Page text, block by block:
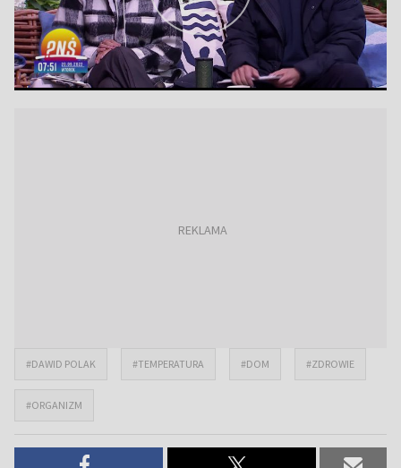
#DAWID POLAK #TEMPERATURA #DOM #ZDROWIE
#ORGANIZM